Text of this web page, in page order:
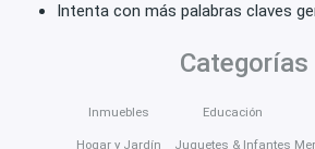
Intenta con más palabras claves
Categorías
Inmuebles
Hogar y Jardín
Educación
Juguetes & Infantes